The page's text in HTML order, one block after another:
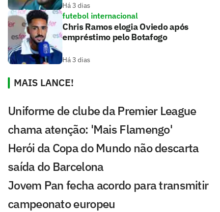
Há 3 dias
futebol internacional
Chris Ramos elogia Oviedo após
empréstimo pelo Botafogo
Há 3 dias
MAIS LANCE!
Uniforme de clube da Premier League
chama atenção: 'Mais Flamengo'
Herói da Copa do Mundo não descarta
saída do Barcelona
Jovem Pan fecha acordo para transmitir
campeonato europeu